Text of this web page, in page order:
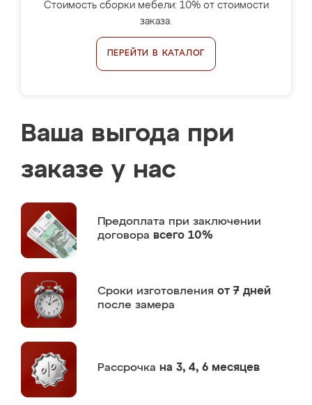
Стоимость сборки мебели: 10% от стоимости
заказа.
ПЕРЕЙТИ В КАТАЛОГ
Ваша выгода при
заказе у нас
Предоплата при заключении
договора всего 10%
Сроки изготовления от 7 дней
после замера
Рассрочка на 3, 4, 6 месяцев